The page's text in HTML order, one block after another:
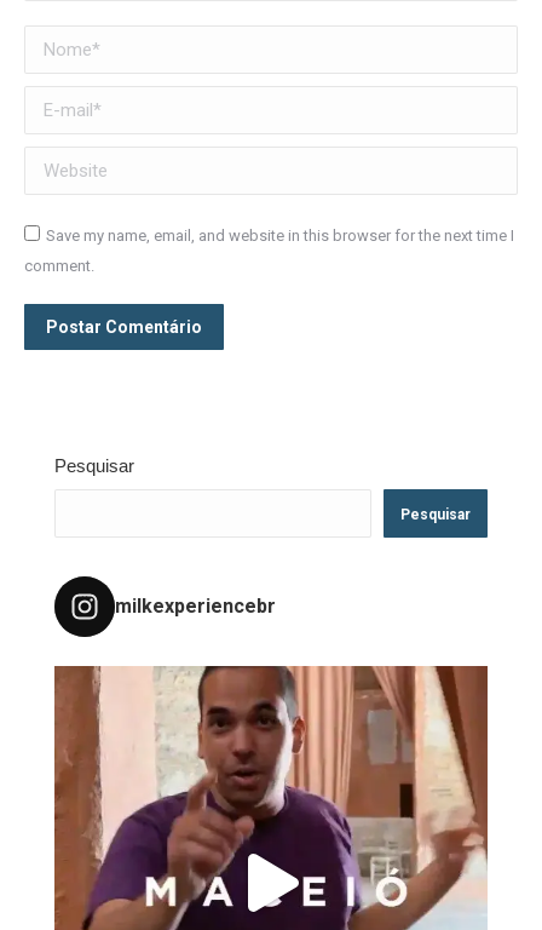
Nome *
E-mail *
Website
Save my name, email, and website in this browser for the next time I
comment.
Postar Comentário
Pesquisar
Pesquisar
milkexperiencebr